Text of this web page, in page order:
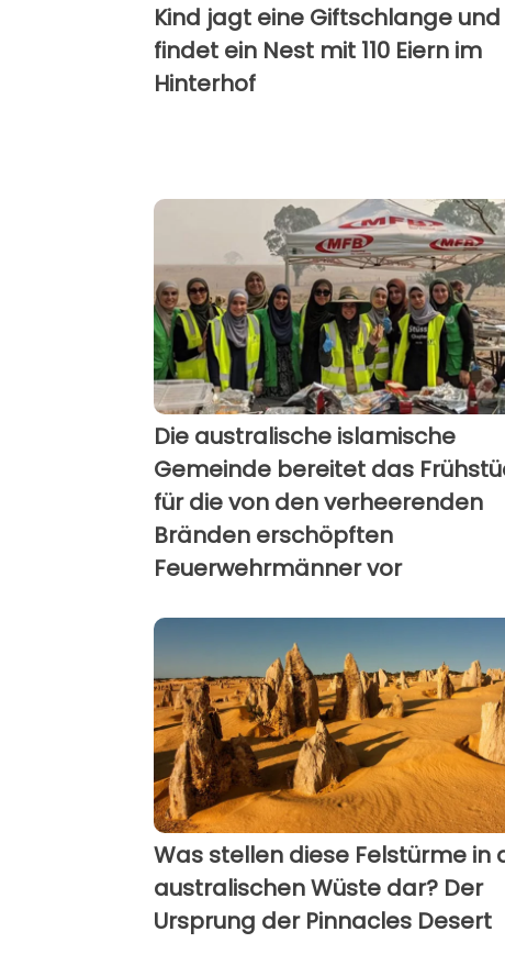
Kind jagt eine Giftschlange und
findet ein Nest mit 110 Eiern im
Hinterhof
Die australische islamische
Gemeinde bereitet das
für die von den verheerenden
Bränden erschöpften
Feuerwehrmänner vor
Was stellen diese Felstürme in
australischen Wüste dar? Der
Ursprung der Pinnacles Desert